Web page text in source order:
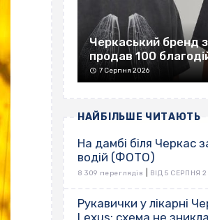
Черкаський бренд
продав 100
7 Серпня 2026
НАЙБІЛЬШЕ ЧИТАЮТЬ
На дамбі біля Черкас
водій (ФОТО)
8 309 переглядів ВІД 5 СЕРПНЯ
Рукавички у лікарні